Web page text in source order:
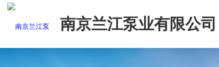
南京兰江泵业有限公司